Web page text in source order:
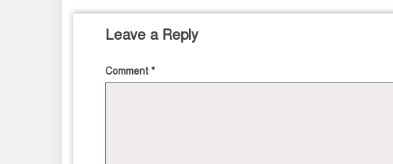
Leave a Reply
Comment *